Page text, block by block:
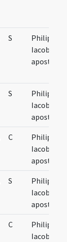
S
Philippi et
Iacobi
S
Philippi et
Iacobi
C
Philippi et
Iacobi
S
Philippi et
Iacobi
C
Philippi et
Iacobi